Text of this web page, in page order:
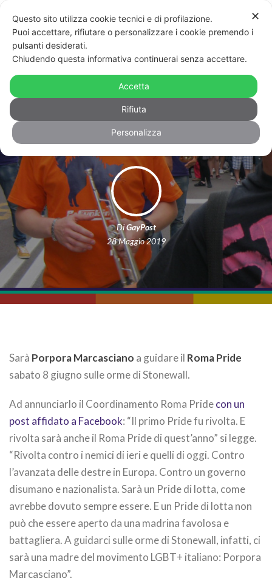
Porpora Marcasciano madrina del
Roma Pride: “Rivolta contro i nemici
di ieri e di oggi”
DiGayPost
28 Maggio 2019
Sarà Porpora Marcasciano a guidare il Roma Pride
sabato 8 giugno sulle orme di Stonewall.
Ad annunciarlo il Coordinamento Roma Pridecon un
post affidato a Facebook: “Il primo Pride fu rivolta. E
rivolta sarà anche il Roma Pride di quest’anno” si legge.
“Rivolta contro i nemici di ieri e quelli di oggi. Contro
l’avanzata delle destre in Europa. Contro un governo
disumano e nazionalista. Sarà un Pride di lotta, come
avrebbe dovuto sempre essere. E un Pride di lotta non
può che essere aperto da una madrina favolosa e
battagliera. A guidarci sulle orme di Stonewall, infatti, ci
sarà una madre del movimento LGBT+ italiano: Porpora
Marcasciano”.
✕
Questo sito utilizza cookie tecnici e di profilazione.
Puoi accettare, rifiutare o personalizzare i cookie premendo i
pulsanti desiderati.
Chiudendo questa informativa continuerai senza accettare.
Accetta
Rifiuta
Personalizza